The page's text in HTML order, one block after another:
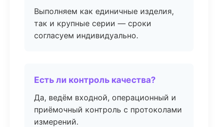
Выполняем как единичные изделия,
так и крупные серии — сроки
согласуем индивидуально.
Есть ли контроль качества?
Да, ведём входной, операционный и
приёмочный контроль с протоколами
измерений.